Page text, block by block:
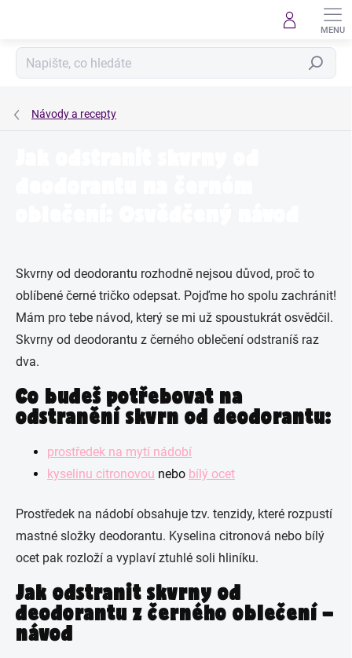
Hledat
Návody a recepty
Skvrny od deodorantu rozhodně nejsou důvod, proč to
oblíbené černé tričko odepsat. Pojďme ho spolu zachránit!
Mám pro tebe návod, který se mi už spoustukrát osvědčil.
Skvrny od deodorantu z černého oblečení odstraníš raz
dva.
Co budeš potřebovat na
odstranění skvrn od deodorantu:
prostředek na mytí nádobí
kyselinu citronovou nebo bílý ocet
Prostředek na nádobí obsahuje tzv. tenzidy, které rozpustí
mastné složky deodorantu. Kyselina citronová nebo bílý
ocet pak rozloží a vyplaví ztuhlé soli hliníku.
Jak odstranit skvrny od
deodorantu z černého oblečení –
návod